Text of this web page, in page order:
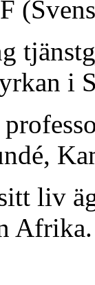
i
liv
Afrika.